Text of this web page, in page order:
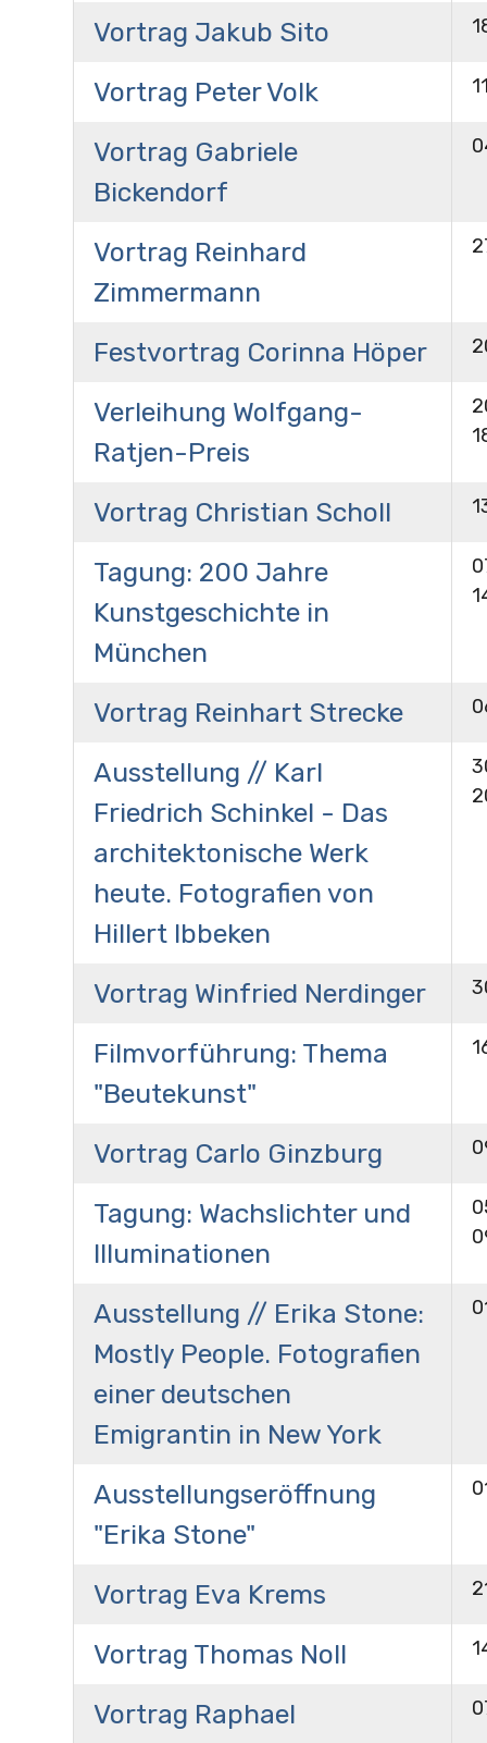
Vortrag Jakub Sito
Vortrag Peter Volk
Vortrag Gabriele
Bickendorf
Vortrag Reinhard
Zimmermann
Festvortrag Corinna Höper
Verleihung Wolfgang-
Ratjen-Preis
Vortrag Christian Scholl
Tagung: 200 Jahre
Kunstgeschichte in
München
Vortrag Reinhart Strecke
Ausstellung // Karl
Friedrich Schinkel - Das
architektonische Werk
heute. Fotografien von
Hillert Ibbeken
Vortrag Winfried Nerdinger
Filmvorführung: Thema
"Beutekunst"
Vortrag Carlo Ginzburg
Tagung: Wachslichter und
Illuminationen
Ausstellung // Erika Stone:
Mostly People. Fotografien
einer deutschen
Emigrantin in New York
Ausstellungseröffnung
"Erika Stone"
Vortrag Eva Krems
Vortrag Thomas Noll
Vortrag Raphael